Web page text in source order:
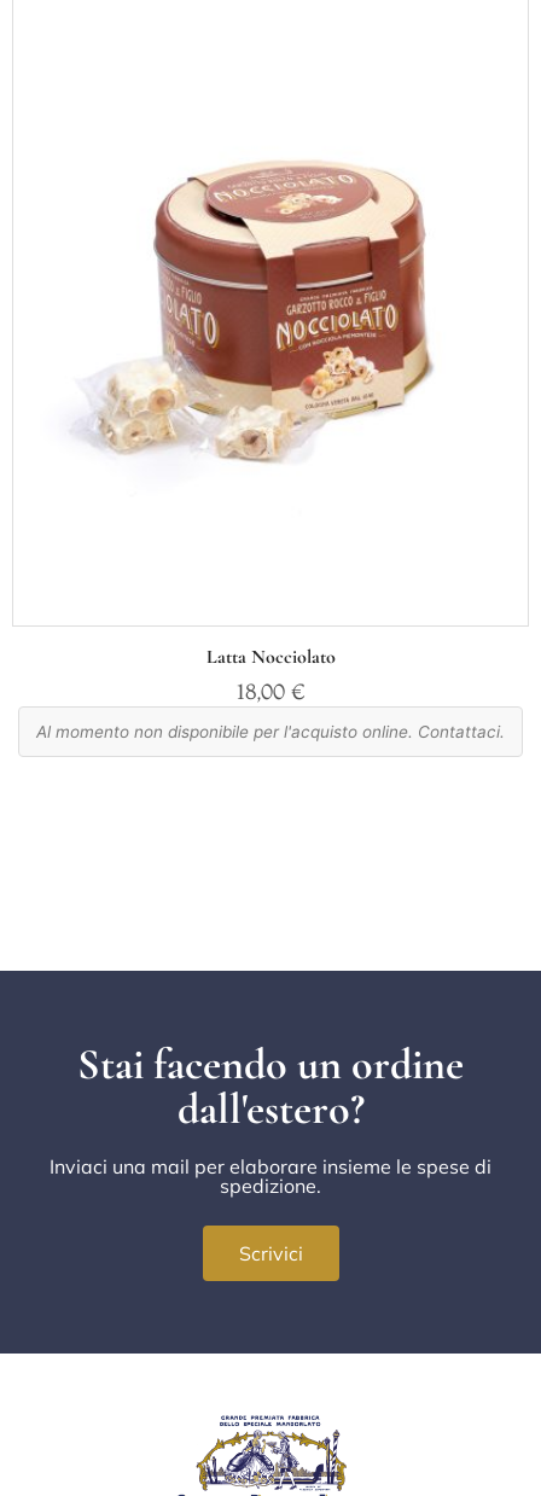
Latta Nocciolato
18,00 €
Al momento non disponibile per l'acquisto online. Contattaci.
Stai facendo un ordine
dall'estero?
Inviaci una mail per elaborare insieme le spese di
spedizione.
Scrivici